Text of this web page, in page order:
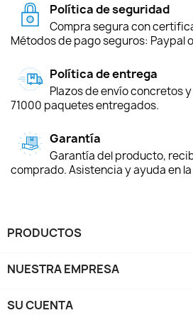
Política de seguridad
Compra segura con
Métodos de pago seguros: Paypal
Política de entrega
Plazos de envío concretos
71000 paquetes entregados.
Garantía
Garantía del producto,
comprado. Asistencia y ayuda en
PRODUCTOS
NUESTRA EMPRESA
SU CUENTA